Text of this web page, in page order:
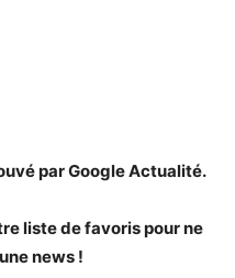
par Google Actualité.
liste de favoris pour ne
news !